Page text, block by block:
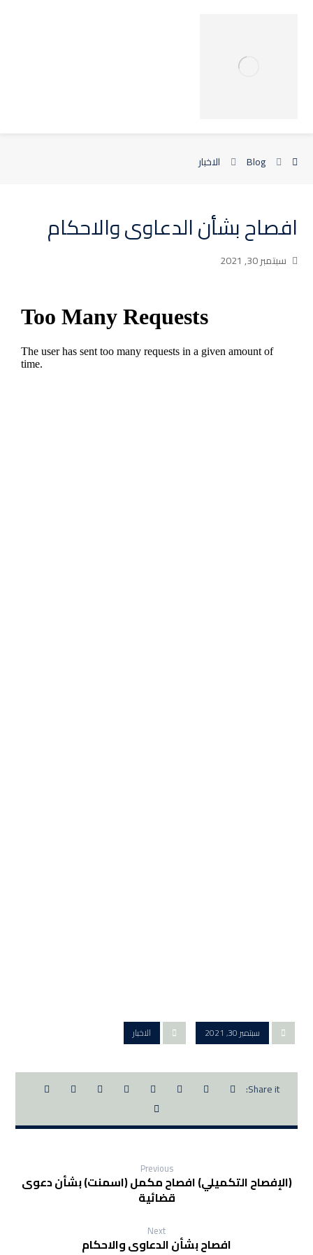
Blog الاخبار
افصاح بشأن الدعاوى والاحكام
سبتمبر 30, 2021
سبتمبر 30, 2021 الاخبار
Previous
(الإفصاح التكميلي) افصاح مكمل (اسمنت) بشأن دعوى
قضائية
Next
افصاح بشأن الدعاوى والاحكام